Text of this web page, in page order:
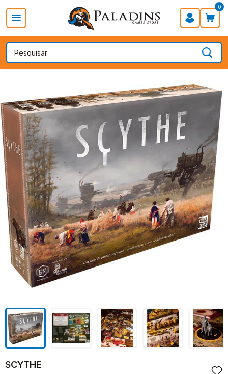
0
PROMOÇÃO DIA DOS PAIS Board Games Card Games
SCYTHE